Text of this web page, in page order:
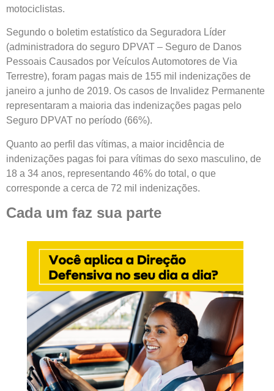
motociclistas.
Segundo o boletim estatístico da Seguradora Líder
(administradora do seguro DPVAT – Seguro de Danos
Pessoais Causados por Veículos Automotores de Via
Terrestre), foram pagas mais de 155 mil indenizações de
janeiro a junho de 2019. Os casos de Invalidez Permanente
representaram a maioria das indenizações pagas pelo
Seguro DPVAT no período (66%).
Quanto ao perfil das vítimas, a maior incidência de
indenizações pagas foi para vítimas do sexo masculino, de
18 a 34 anos, representando 46% do total, o que
corresponde a cerca de 72 mil indenizações.
Cada um faz sua parte